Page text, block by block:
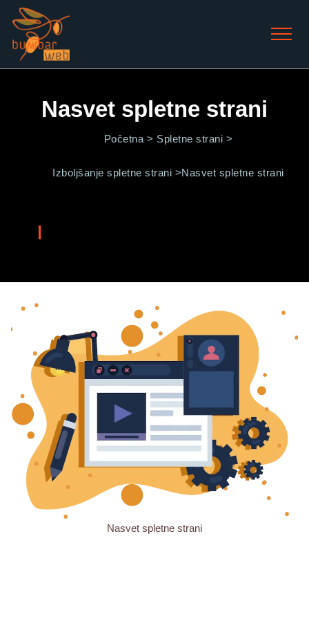
Nasvet spletne strani
Početna > Spletne strani >
Izboljšanje spletne strani >Nasvet spletne strani
Nasvet spletne strani